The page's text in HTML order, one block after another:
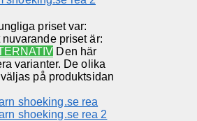
priset var:
nuvarande priset är:
Den här
varianter. De olika
på produktsidan